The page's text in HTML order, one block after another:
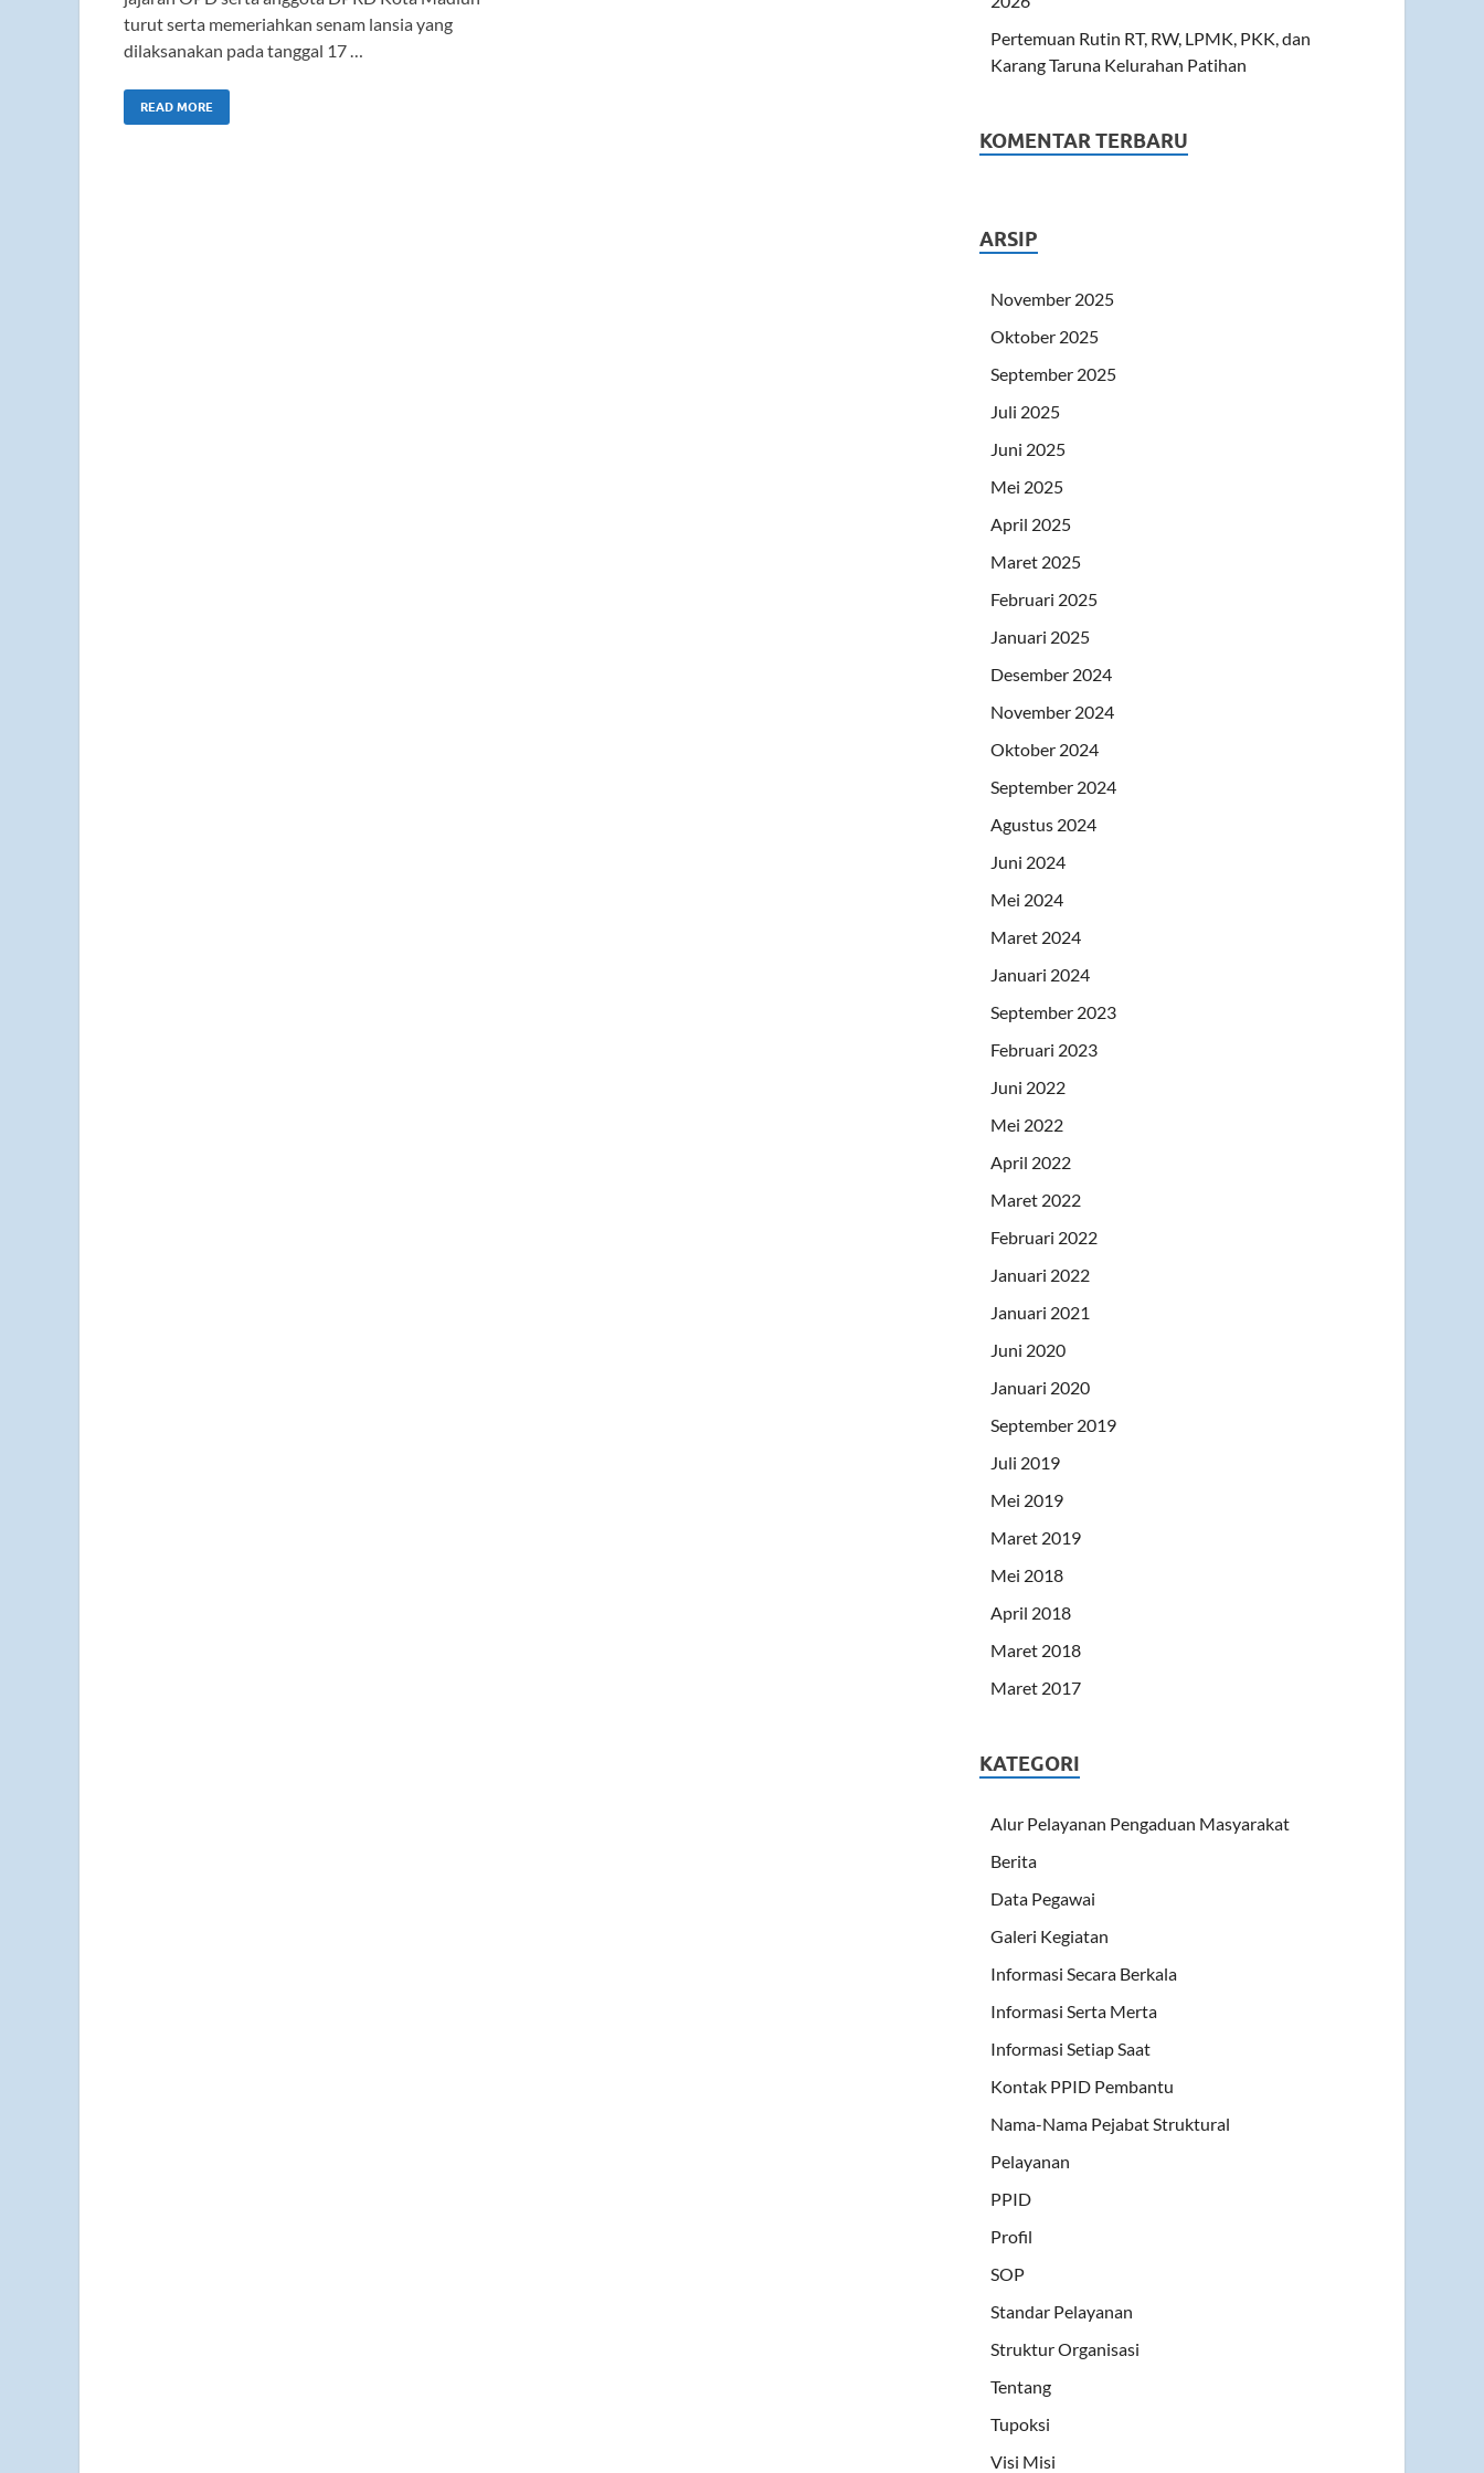
turut serta memeriahkan senam lansia yang
dilaksanakan pada tanggal 17 …
READ MORE
Pertemuan Rutin RT, RW, LPMK, PKK, dan
Karang Taruna Kelurahan Patihan
KOMENTAR TERBARU
ARSIP
November 2025
Oktober 2025
September 2025
Juli 2025
Juni 2025
Mei 2025
April 2025
Maret 2025
Februari 2025
Januari 2025
Desember 2024
November 2024
Oktober 2024
September 2024
Agustus 2024
Juni 2024
Mei 2024
Maret 2024
Januari 2024
September 2023
Februari 2023
Juni 2022
Mei 2022
April 2022
Maret 2022
Februari 2022
Januari 2022
Januari 2021
Juni 2020
Januari 2020
September 2019
Juli 2019
Mei 2019
Maret 2019
Mei 2018
April 2018
Maret 2018
Maret 2017
KATEGORI
Alur Pelayanan Pengaduan Masyarakat
Berita
Data Pegawai
Galeri Kegiatan
Informasi Secara Berkala
Informasi Serta Merta
Informasi Setiap Saat
Kontak PPID Pembantu
Nama-Nama Pejabat Struktural
Pelayanan
PPID
Profil
SOP
Standar Pelayanan
Struktur Organisasi
Tentang
Tupoksi
Visi Misi